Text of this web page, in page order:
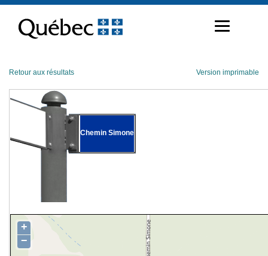
contenu
Retour aux résultats Version imprimable
Chemin Simone
+
−